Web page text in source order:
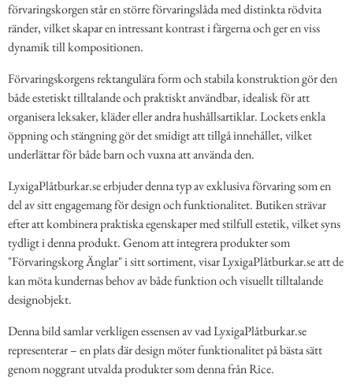
förvaringskorgen står en större förvaringslåda med distinkta rödvita
ränder, vilket skapar en intressant kontrast i färgerna och ger en viss
dynamik till kompositionen.
Förvaringskorgens rektangulära form och stabila konstruktion gör den
både estetiskt tilltalande och praktiskt användbar, idealisk för att
organisera leksaker, kläder eller andra hushållsartiklar. Lockets enkla
öppning och stängning gör det smidigt att tillgå innehållet, vilket
underlättar för både barn och vuxna att använda den.
LyxigaPlåtburkar.se erbjuder denna typ av exklusiva förvaring som en
del av sitt engagemang för design och funktionalitet. Butiken strävar
efter att kombinera praktiska egenskaper med stilfull estetik, vilket syns
tydligt i denna produkt. Genom att integrera produkter som
"Förvaringskorg Änglar" i sitt sortiment, visar LyxigaPlåtburkar.se att de
kan möta kundernas behov av både funktion och visuellt tilltalande
designobjekt.
Denna bild samlar verkligen essensen av vad LyxigaPlåtburkar.se
representerar – en plats där design möter funktionalitet på bästa sätt
genom noggrant utvalda produkter som denna från Rice.